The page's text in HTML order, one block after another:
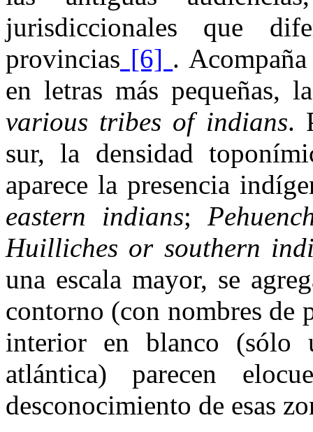
jurisdiccionales que
provincias [6] .
en letras más pequeñas,
various tribes of indians.
sur, la densidad
aparece la presencia
eastern indians;
Huilliches or southern
una escala mayor, se
contorno (con nombres de
interior en blanco
atlántica) parecen
desconocimiento de esas